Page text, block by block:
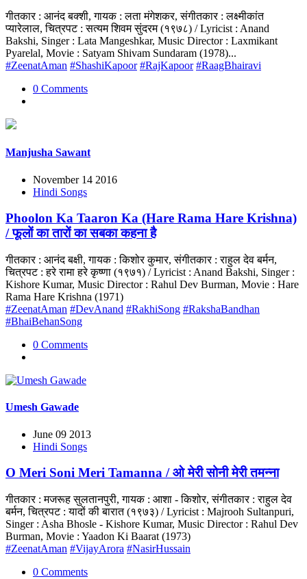
गीतकार : आनंद बक्शी, गायक : लता मंगेशकर, संगीतकार : लक्ष्मीकांत
प्यारेलाल, चित्रपट : सत्यम शिवम सुंदरम (१९७८) / Lyricist : Anand
Bakshi, Singer : Lata Mangeshkar, Music Director : Laxmikant
Pyarelal, Movie : Satyam Shivam Sundaram (1978)...
#ZeenatAman #ShashiKapoor #RajKapoor #RaagBhairavi
0 Comments
Manjusha Sawant
November 14 2016
Hindi Songs
Phoolon Ka Taaron Ka (Hare Rama Hare Krishna)
/ फूलों का तारों का सबका कहना है
गीतकार : आनंद बक्षी, गायक : किशोर कुमार, संगीतकार : राहुल देव बर्मन,
चित्रपट : हरे रामा हरे कृष्णा (१९७१) / Lyricist : Anand Bakshi, Singer :
Kishore Kumar, Music Director : Rahul Dev Burman, Movie : Hare
Rama Hare Krishna (1971)
#ZeenatAman #DevAnand #RakhiSong #RakshaBandhan
#BhaiBehanSong
0 Comments
Umesh Gawade
June 09 2013
Hindi Songs
O Meri Soni Meri Tamanna / ओ मेरी सोनी मेरी तमन्ना
गीतकार : मजरूह सुलतानपुरी, गायक : आशा - किशोर, संगीतकार : राहुल देव
बर्मन, चित्रपट : यादों की बारात (१९७३) / Lyricist : Majrooh Sultanpuri,
Singer : Asha Bhosle - Kishore Kumar, Music Director : Rahul Dev
Burman, Movie : Yaadon Ki Baarat (1973)
#ZeenatAman #VijayArora #NasirHussain
0 Comments